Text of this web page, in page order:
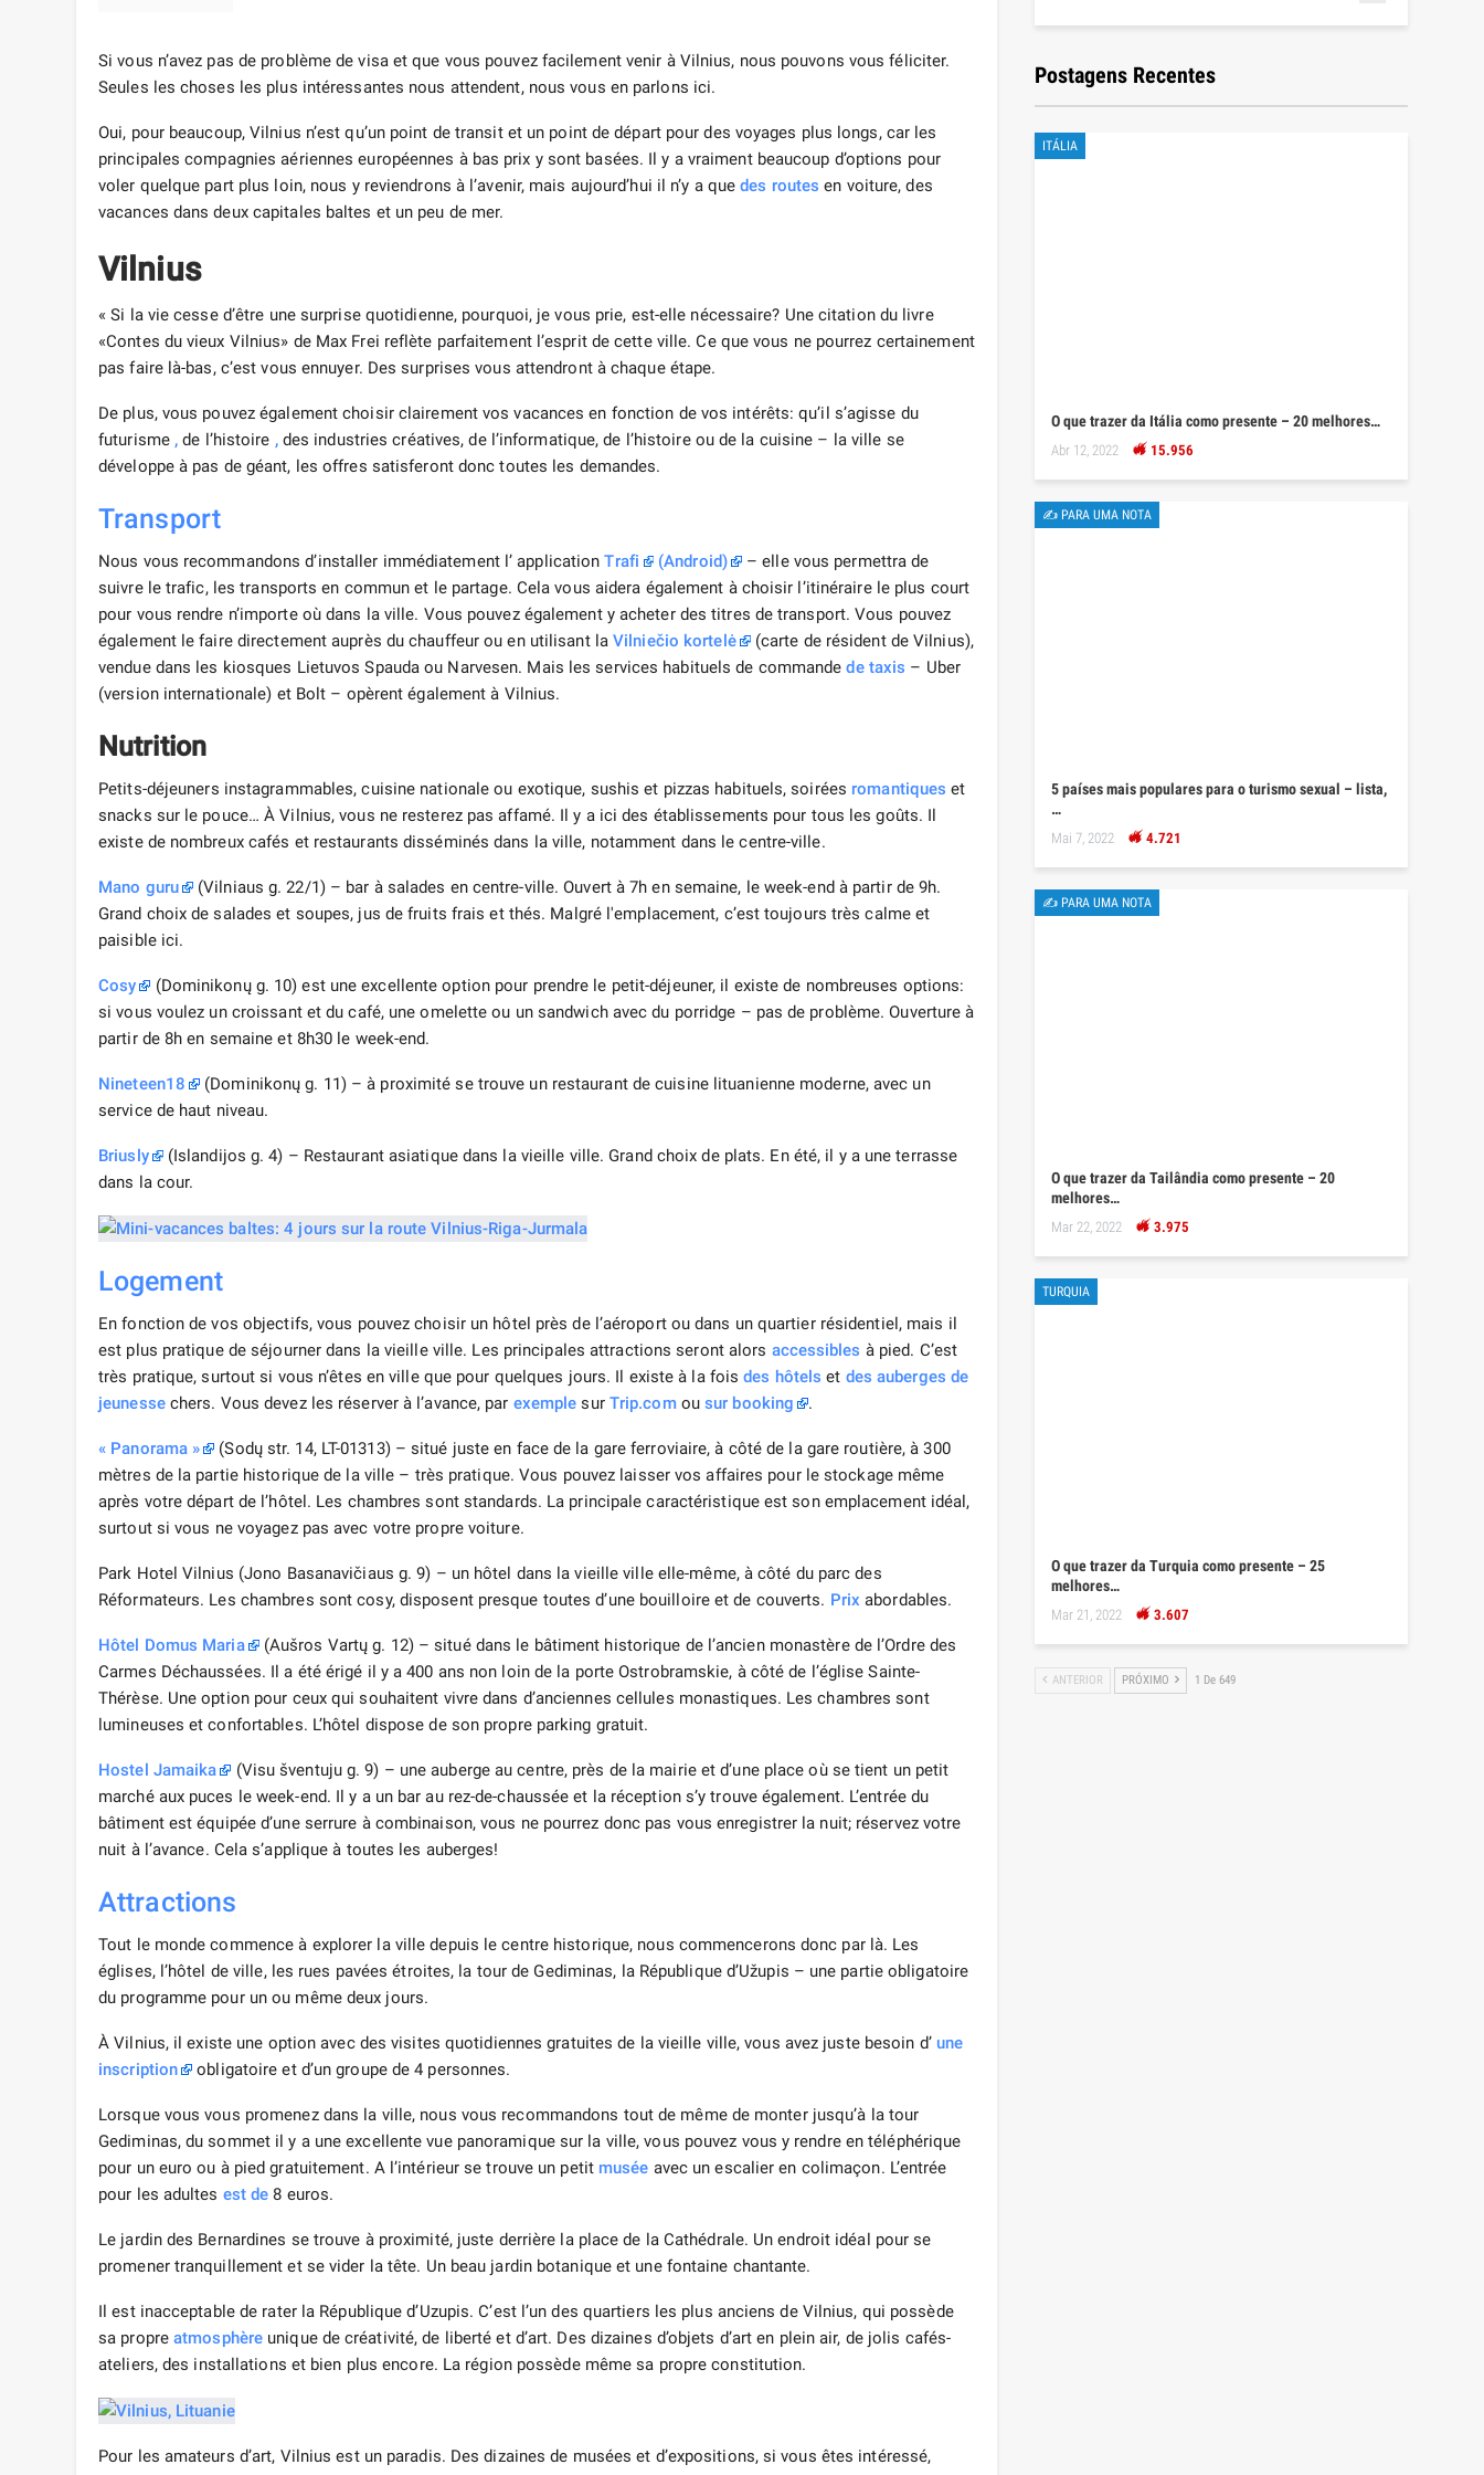
Si vous n’avez pas de problème de visa et que vous pouvez facilement venir à Vilnius, nous pouvons vous féliciter.
Seules les choses les plus intéressantes nous attendent, nous vous en parlons ici.
Oui, pour beaucoup, Vilnius n’est qu’un point de transit et un point de départ pour des voyages plus longs, car les
principales compagnies aériennes européennes à bas prix y sont basées. Il y a vraiment beaucoup d’options pour
voler quelque part plus loin, nous y reviendrons à l’avenir, mais aujourd’hui il n’y a quedes routes en voiture, des
vacances dans deux capitales baltes et un peu de mer.
Vilnius
« Si la vie cesse d’être une surprise quotidienne, pourquoi, je vous prie, est-elle nécessaire? Une citation du livre
«Contes du vieux Vilnius» de Max Frei reflète parfaitement l’esprit de cette ville. Ce que vous ne pourrez certainement
pas faire là-bas, c’est vous ennuyer. Des surprises vous attendront à chaque étape.
De plus, vous pouvez également choisir clairement vos vacances en fonction de vos intérêts: qu’il s’agisse du
futurisme , de l’histoire ,des industries créatives, de l’informatique, de l’histoire ou de la cuisine – la ville se
développe à pas de géant, les offres satisferont donc toutes les demandes.
Transport
Nous vous recommandons d’installer immédiatement l’ applicationTrafi (Android)
– elle vous permettra de
suivre le trafic, les transports en commun et le partage. Cela vous aidera également à choisir l’itinéraire le plus court
pour vous rendre n’importe où dans la ville. Vous pouvez également y acheter des titres de transport. Vous pouvez
également le faire directement auprès du chauffeur ou en utilisant laVilniečio kortelė
(carte de résident de Vilnius),
vendue dans les kiosques Lietuvos Spauda ou Narvesen. Mais les services habituels de commandede taxis – Uber
(version internationale) et Bolt – opèrent également à Vilnius.
Nutrition
Petits-déjeuners instagrammables, cuisine nationale ou exotique, sushis et pizzas habituels, soirées romantiques et
snacks sur le pouce… À Vilnius, vous ne resterez pas affamé. Il y a ici des établissements pour tous les goûts. Il
existe de nombreux cafés et restaurants disséminés dans la ville, notamment dans le centre-ville.
Mano guru
(Vilniaus g. 22/1) – bar à salades en centre-ville. Ouvert à 7h en semaine, le week-end à partir de 9h.
Grand choix de salades et soupes, jus de fruits frais et thés. Malgré l'emplacement, c’est toujours très calme et
paisible ici.
Cosy
(Dominikonų g. 10) est une excellente option pour prendre le petit-déjeuner, il existe de nombreuses options:
si vous voulez un croissant et du café, une omelette ou un sandwich avec du porridge – pas de problème. Ouverture à
partir de 8h en semaine et 8h30 le week-end.
Nineteen18
(Dominikonų g. 11) – à proximité se trouve un restaurant de cuisine lituanienne moderne, avec un
service de haut niveau.
Briusly
(Islandijos g. 4) – Restaurant asiatique dans la vieille ville. Grand choix de plats. En été, il y a une terrasse
dans la cour.
Logement
En fonction de vos objectifs, vous pouvez choisir un hôtel près de l’aéroport ou dans un quartier résidentiel, mais il
est plus pratique de séjourner dans la vieille ville. Les principales attractions seront alors accessibles à pied. C’est
très pratique, surtout si vous n’êtes en ville que pour quelques jours. Il existe à la foisdes hôtels et des auberges de
jeunessechers. Vous devez les réserver à l’avance, par exemple sur Trip.comousur booking .
« Panorama »
(Sodų str. 14, LT-01313) – situé juste en face de la gare ferroviaire, à côté de la gare routière, à 300
mètres de la partie historique de la ville – très pratique. Vous pouvez laisser vos affaires pour le stockage même
après votre départ de l’hôtel. Les chambres sont standards. La principale caractéristique est son emplacement idéal,
surtout si vous ne voyagez pas avec votre propre voiture.
Park Hotel Vilnius (Jono Basanavičiaus g. 9) – un hôtel dans la vieille ville elle-même, à côté du parc des
Réformateurs. Les chambres sont cosy, disposent presque toutes d’une bouilloire et de couverts. Prix ​​abordables.
Hôtel Domus Maria
(Aušros Vartų g. 12) – situé dans le bâtiment historique de l’ancien monastère de l’Ordre des
Carmes Déchaussées. Il a été érigé il y a 400 ans non loin de la porte Ostrobramskie, à côté de l’église Sainte-
Thérèse. Une option pour ceux qui souhaitent vivre dans d’anciennes cellules monastiques. Les chambres sont
lumineuses et confortables. L’hôtel dispose de son propre parking gratuit.
Hostel Jamaika
(Visu šventuju g. 9) – une auberge au centre, près de la mairie et d’une place où se tient un petit
marché aux puces le week-end. Il y a un bar au rez-de-chaussée et la réception s’y trouve également. L’entrée du
bâtiment est équipée d’une serrure à combinaison, vous ne pourrez donc pas vous enregistrer la nuit; réservez votre
nuit à l’avance. Cela s’applique à toutes les auberges!
Attractions
Tout le monde commence à explorer la ville depuis le centre historique, nous commencerons donc par là. Les
églises, l’hôtel de ville, les rues pavées étroites, la tour de Gediminas, la République d’Užupis – une partie obligatoire
du programme pour un ou même deux jours.
À Vilnius, il existe une option avec des visites quotidiennes gratuites de la vieille ville, vous avez juste besoin d’ une
inscription
obligatoire et d’un groupe de 4 personnes.
Lorsque vous vous promenez dans la ville, nous vous recommandons tout de même de monter jusqu’à la tour
Gediminas, du sommet il y a une excellente vue panoramique sur la ville, vous pouvez vous y rendre en téléphérique
pour un euro ou à pied gratuitement. A l’intérieur se trouve un petit musée avec un escalier en colimaçon. L’entrée
pour les adultes est de 8 euros.
Le jardin des Bernardines se trouve à proximité, juste derrière la place de la Cathédrale. Un endroit idéal pour se
promener tranquillement et se vider la tête. Un beau jardin botanique et une fontaine chantante.
Il est inacceptable de rater la République d’Uzupis. C’est l’un des quartiers les plus anciens de Vilnius, qui possède
sa propre atmosphère unique de créativité, de liberté et d’art. Des dizaines d’objets d’art en plein air, de jolis cafés-
ateliers, des installations et bien plus encore. La région possède même sa propre constitution.
Pour les amateurs d’art, Vilnius est un paradis. Des dizaines de musées et d’expositions, si vous êtes intéressé,
Postagens Recentes
ITÁLIA
O que trazer da Itália como presente – 20 melhores…
Abr 12, 2022 15.956
✍ PARA UMA NOTA
5 países mais populares para o turismo sexual – lista,
…
Mai 7, 2022 4.721
✍ PARA UMA NOTA
O que trazer da Tailândia como presente – 20
melhores…
Mar 22, 2022 3.975
TURQUIA
O que trazer da Turquia como presente – 25
melhores…
Mar 21, 2022 3.607
ANTERIOR PRÓXIMO 1 De 649